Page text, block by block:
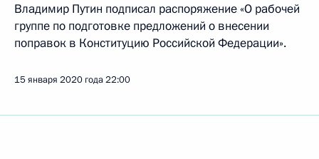
Владимир Путин подписал распоряжение «О рабочей
группе по подготовке предложений о внесении
поправок в Конституцию Российской Федерации».
15 января 2020 года22:00